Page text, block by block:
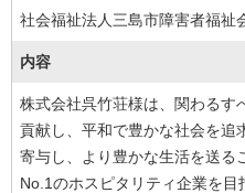
社会福祉法人三島市障害者福
内容
株式会社呉竹荘様は、関わるす
貢献し、平和で豊かな社会を追
寄与し、より豊かな生活を送る
No.1のホスピタリティ企業を目